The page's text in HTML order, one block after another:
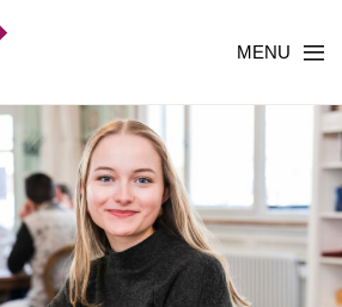
MENU